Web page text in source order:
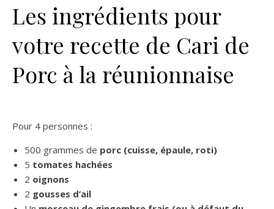
Les ingrédients pour
votre recette de Cari de
Porc à la réunionnaise
Pour 4 personnes :
500 grammes de porc (cuisse, épaule, roti)
5 tomates hachées
2 oignons
2 gousses d’ail